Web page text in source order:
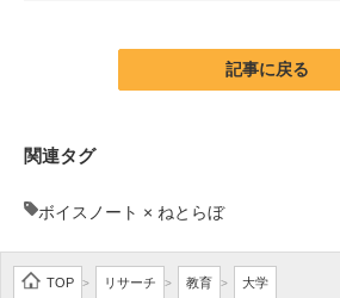
記事に戻る
関連タグ
ボイスノート × ねとらぼ
TOP > リサーチ > 教育 > 大学